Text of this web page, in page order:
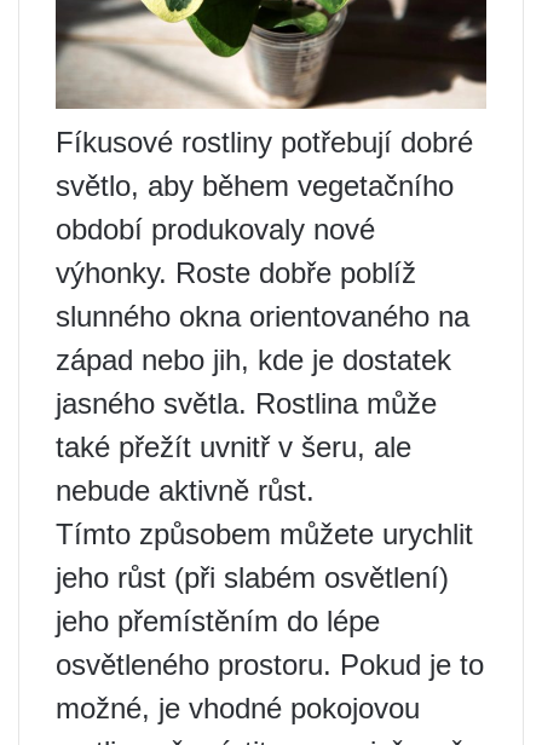
Fíkusové rostliny potřebují dobré
světlo, aby během vegetačního
období produkovaly nové
výhonky. Roste dobře poblíž
slunného okna orientovaného na
západ nebo jih, kde je dostatek
jasného světla. Rostlina může
také přežít uvnitř v šeru, ale
nebude aktivně růst.
Tímto způsobem můžete urychlit
jeho růst (při slabém osvětlení)
jeho přemístěním do lépe
osvětleného prostoru. Pokud je to
možné, je vhodné pokojovou